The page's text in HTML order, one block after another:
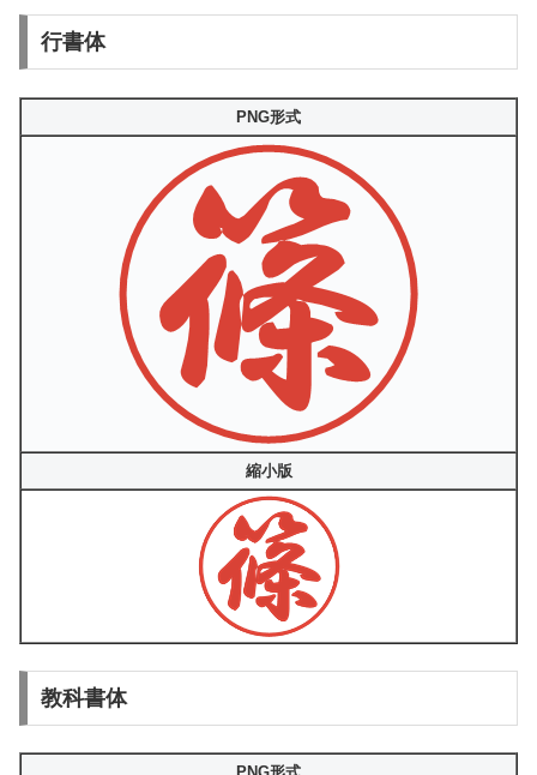
行書体
PNG形式
縮小版
教科書体